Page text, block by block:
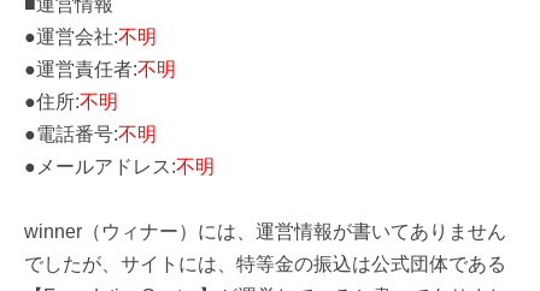
●運営会社:不明
●運営責任者:不明
●住所:不明
●電話番号:不明
●メールアドレス:不明
winner（ウィナー）には、運営情報が書いてありません
でしたが、サイトには、特等金の振込は公式団体である